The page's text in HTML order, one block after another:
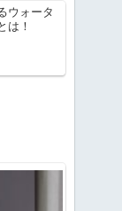
ウォータ
は！